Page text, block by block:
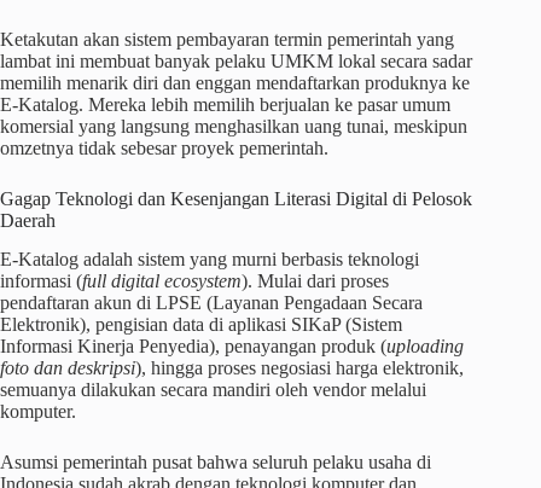
Ketakutan akan sistem pembayaran termin pemerintah yang
lambat ini membuat banyak pelaku UMKM lokal secara sadar
memilih menarik diri dan enggan mendaftarkan produknya ke
E-Katalog. Mereka lebih memilih berjualan ke pasar umum
komersial yang langsung menghasilkan uang tunai, meskipun
omzetnya tidak sebesar proyek pemerintah.
Gagap Teknologi dan Kesenjangan Literasi Digital di Pelosok
Daerah
E-Katalog adalah sistem yang murni berbasis teknologi
informasi (full digital ecosystem). Mulai dari proses
pendaftaran akun di LPSE (Layanan Pengadaan Secara
Elektronik), pengisian data di aplikasi SIKaP (Sistem
Informasi Kinerja Penyedia), penayangan produk (uploading
foto dan deskripsi), hingga proses negosiasi harga elektronik,
semuanya dilakukan secara mandiri oleh vendor melalui
komputer.
Asumsi pemerintah pusat bahwa seluruh pelaku usaha di